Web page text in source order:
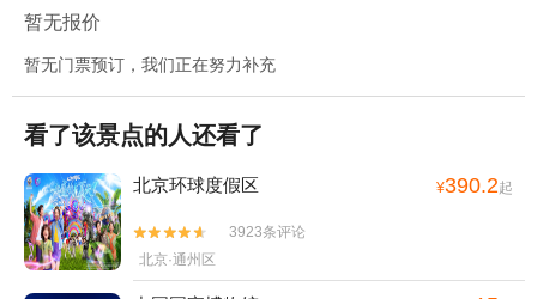
暂无报价
暂无门票预订，我们正在努力补充
看了该景点的人还看了
北京环球度假区 ¥390.2起


3923条评论
北京·通州区